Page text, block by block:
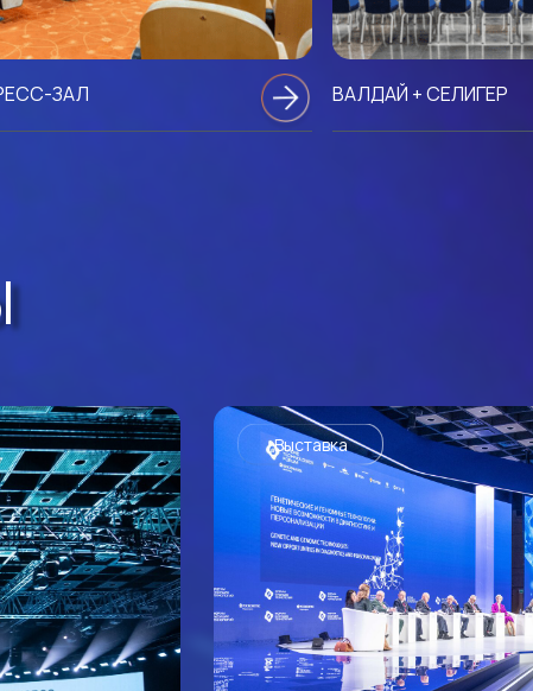
ВАЛДАЙ + СЕЛИГЕР
ЗАЛ
Выставка